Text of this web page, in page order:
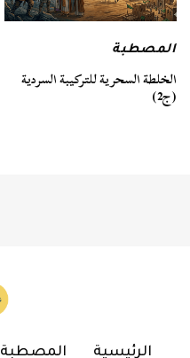
المصطبة
الخلطة السحرية للتركيبة السردية
(ج2)
الرئيسية المصطبة